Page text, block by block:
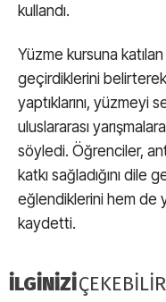
kullandı.
Yüzme kursuna
geçirdiklerini
yaptıklarını, yüzmeyi
uluslararası
söyledi. Öğrenciler,
katkı sağladığını
eğlendiklerini hem de
kaydetti.
İLGİNİZİÇEKEBİLİR